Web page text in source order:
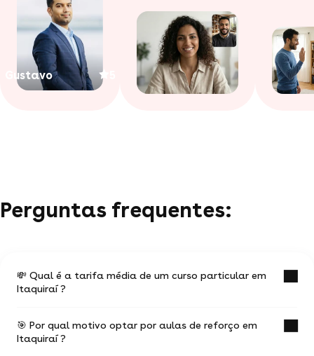
Gustavo
Perguntas frequentes:
💸 Qual é a tarifa média de um curso particular em
Itaquiraí ?
O valor médio de uma aula particular
em Itaquiraí é de R$ 50.
🎯 Por qual motivo optar por aulas de reforço em
Itaquiraí ?